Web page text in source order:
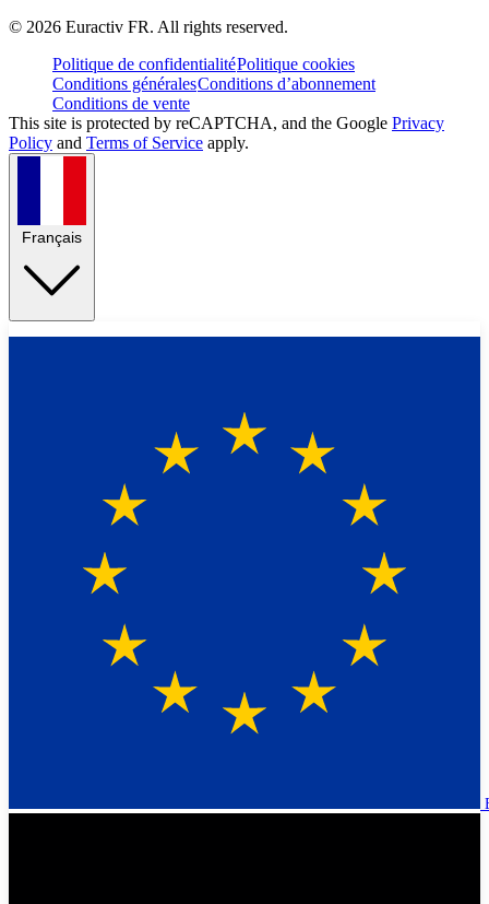
© 2026 Euractiv FR. All rights reserved.
Politique de confidentialitéPolitique cookies
Conditions généralesConditions d’abonnement
Conditions de vente
This site is protected by reCAPTCHA, and the Google Privacy
Policy and Terms of Service apply.
Français